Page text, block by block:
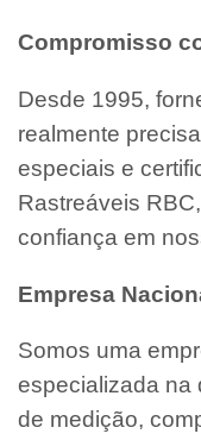
Compromisso
Desde 1995,
realmente
especiais e
Rastreáveis
confiança em
Empresa
Somos uma
especializada na
de medição,